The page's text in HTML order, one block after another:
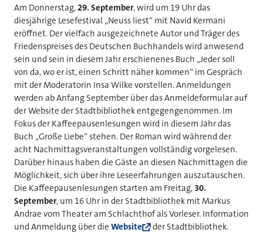
Am Donnerstag,29. September, wird um 19 Uhr das
diesjährige Lesefestival „Neuss liest“ mit Navid Kermani
eröffnet. Der vielfach ausgezeichnete Autor und Träger des
Friedenspreises des Deutschen Buchhandels wird anwesend
sein und sein in diesem Jahr erschienenes Buch „Jeder soll
von da, wo er ist, einen Schritt näher kommen“ im Gespräch
mit der Moderatorin Insa Wilke vorstellen. Anmeldungen
werden ab Anfang September über das Anmeldeformular auf
der Website der Stadtbibliothek entgegengenommen. Im
Fokus der Kaffeepausenlesungen wird in diesem Jahr das
Buch „Große Liebe“ stehen. Der Roman wird während der
acht Nachmittagsveranstaltungen vollständig vorgelesen.
Darüber hinaus haben die Gäste an diesen Nachmittagen die
Möglichkeit, sich über ihre Leseerfahrungen auszutauschen.
Die Kaffeepausenlesungen starten am Freitag, 30.
September, um 16 Uhr in der Stadtbibliothek mit Markus
Andrae vom Theater am Schlachthof als Vorleser. Information
und Anmeldung über die Website der Stadtbibliothek.